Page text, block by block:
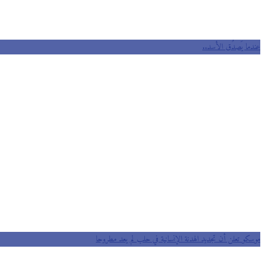
عندما يَصدُق الأسد..
موسكو تعلن أن تجديد الهدنة الإنسانية في حلب لم يعد مطروحا